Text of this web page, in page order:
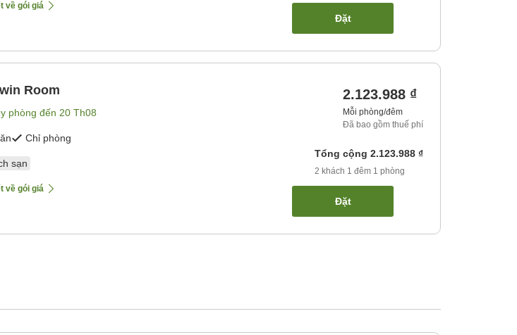
về gói giá
Đặt
Room
phòng đến 20 Th08
Chỉ phòng
sạn
về gói giá
2.123.988 ₫
Mỗi phòng/đêm
Đã bao gồm thuế phí
Tổng cộng 2.123.988 ₫
2 khách 1 đêm 1 phòng
Đặt